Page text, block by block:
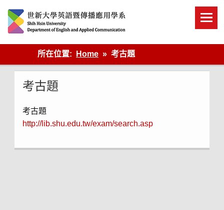
content
英語傳播
所在位置:
Home 考古題
考古題
考古題
http://lib.shu.edu.tw/exam/search.asp